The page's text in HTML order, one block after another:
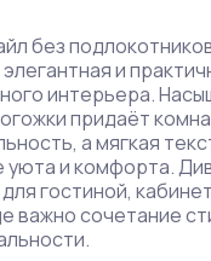
без
и
интерьера.
придаёт
а мягкая
и комфорта.
гостиной,
важно сочетание